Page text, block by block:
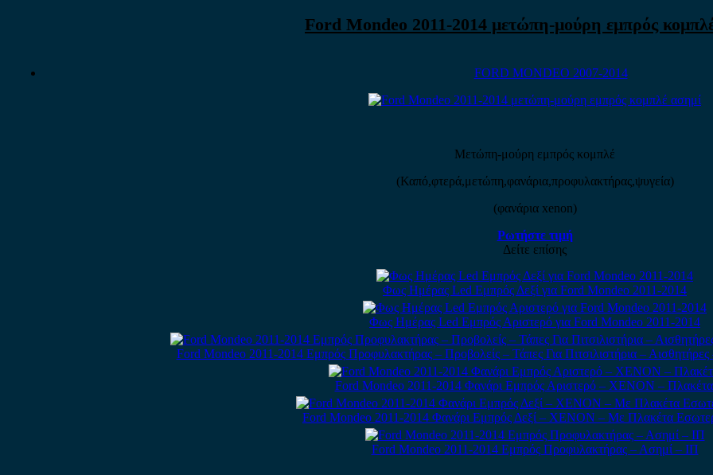
Ford Mondeo 2011-2014 μετώπη-μούρη εμπρός
FORD MONDEO 2007-2014
Μετώπη-μούρη εμπρός κομπλέ
(Καπό,φτερά,μετώπη,φανάρια,προφυλακτήρας,ψυγεία)
(φανάρια xenon)
Ρωτήστε τιμή
Δείτε επίσης
Φως Ημέρας Led Εμπρός Δεξί για Ford Mondeo 2011-2014
Φως Ημέρας Led Εμπρός Αριστερό για Ford Mondeo 2011-2014
Ford Mondeo 2011-2014 Εμπρός Προφυλακτήρας – Προβολείς – Τάπες Για Πιτσιλιστήρια –
Ford Mondeo 2011-2014 Φανάρι Εμπρός Αριστερό – XENON –
Ford Mondeo 2011-2014 Φανάρι Εμπρός Δεξί – XENON – Με Πλακέτα
Ford Mondeo 2011-2014 Εμπρός Προφυλακτήρας – Ασημί – ΙΠ